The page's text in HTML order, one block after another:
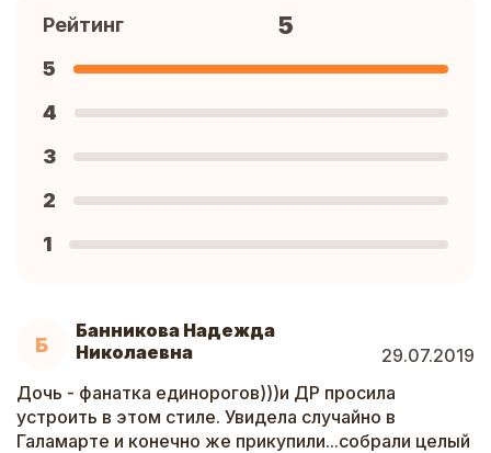
Б
Банникова Надежда
Николаевна
29.07.2019
Дочь - фанатка единорогов)))и ДР просила
устроить в этом стиле. Увидела случайно в
Галамарте и конечно же прикупили...собрали целый
Рейтинг 5
5
4
3
2
1